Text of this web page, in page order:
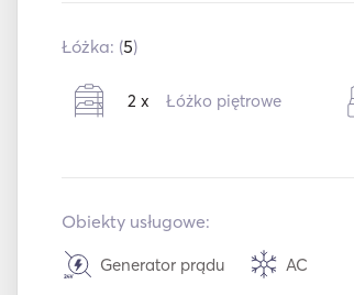
Łóżka: (5)
2 x Łóżko piętrowe
Obiekty usługowe:
Generator prądu AC